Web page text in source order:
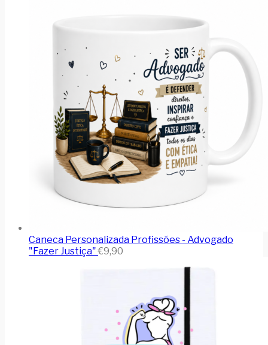
Caneca Personalizada Profissões - Advogado
"Fazer Justiça" €9,90